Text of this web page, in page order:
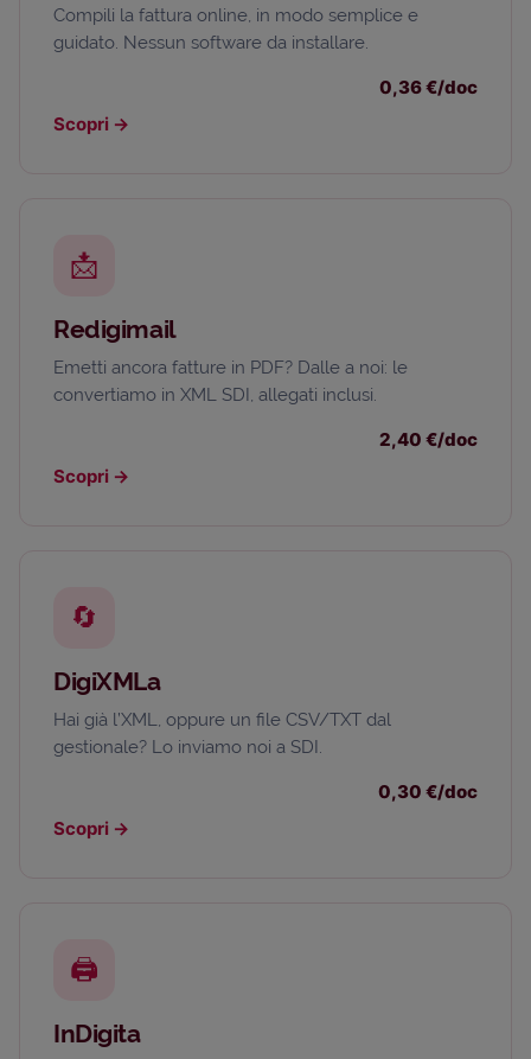
Compili la fattura online, in modo semplice e
guidato. Nessun software da installare.
0,36 €/doc
Scopri →
📩
Redigimail
Emetti ancora fatture in PDF? Dalle a noi: le
convertiamo in XML SDI, allegati inclusi.
2,40 €/doc
Scopri →
🔄
DigiXMLa
Hai già l’XML, oppure un file CSV/TXT dal
gestionale? Lo inviamo noi a SDI.
0,30 €/doc
Scopri →
🖨️
InDigita